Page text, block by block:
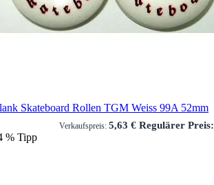
Skateboard Rollen TGM Weiss 99A 52mm
Verkaufspreis: 5,63 € Regulärer Preis:
% Tipp